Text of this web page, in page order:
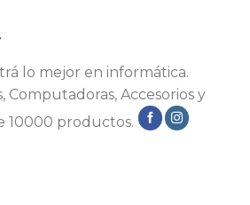
lo mejor en informática.
Computadoras, Accesorios y
10000 productos.